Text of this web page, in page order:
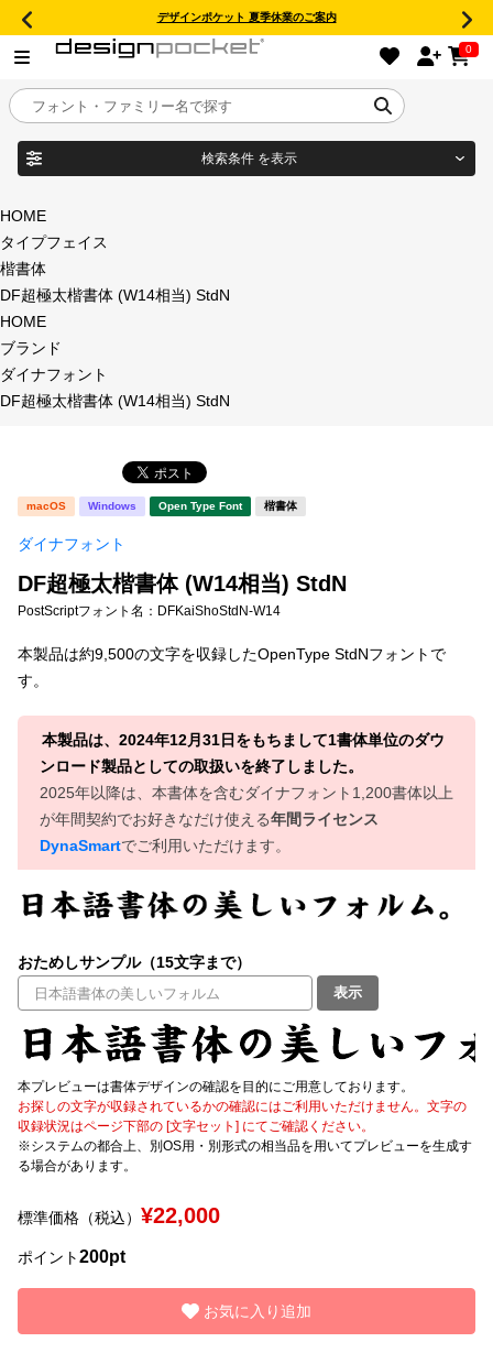
デザインポケット 夏季休業のご案内
0
目的別フォントガイド
特集
年間ライセンス商品
新着一覧
カート
マイページ
お気に入り
ご利用ガイド
よくあるご質問
お問い合わせ
検索条件 を表示
商品名
フォント形式
タイプフェイス
明朝体
宋朝体
教科書体 行書体
江戸文字 デザイン毛筆
すべてを表示
太さ・ウェイト
文字種類
価格帯
リセット
HOME
タイプフェイス
楷書体
DF超極太楷書体 (W14相当) StdN
HOME
ブランド
ダイナフォント
DF超極太楷書体 (W14相当) StdN
macOS Windows Open Type Font 楷書体
ダイナフォント
DF超極太楷書体 (W14相当) StdN
PostScriptフォント名： DFKaiShoStdN-W14
本製品は約9,500の文字を収録したOpenType StdNフォントで
す。
本製品は、2024年12月31日をもちまして1書体単位のダウ
ンロード製品としての取扱いを終了しました。
2025年以降は、本書体を含むダイナフォント1,200書体以上
が年間契約でお好きなだけ使える年間ライセンス
DynaSmartでご利用いただけます。
おためしサンプル（15文字まで）
表示
本プレビューは書体デザインの確認を目的にご用意しております。
お探しの文字が収録されているかの確認にはご利用いただけません。文字の
収録状況はページ下部の [文字セット] にてご確認ください。
※システムの都合上、別OS用・別形式の相当品を用いてプレビューを生成す
る場合があります。
標準価格（税込） ¥22,000
ポイント200pt
お気に入り追加